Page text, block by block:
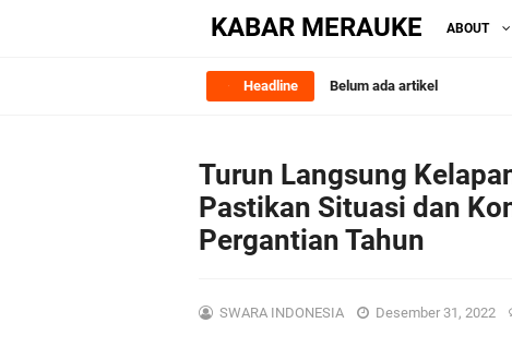
KABAR MERAUKE ABOUT
Headline Belum ada artikel
Turun Langsung
Pastikan Situasi dan
Pergantian Tahun
SWARA INDONESIA Desember 31, 2022